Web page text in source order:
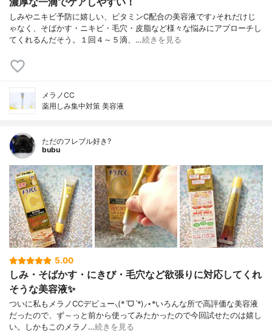
しみやニキビ予防に嬉しい、ビタミンC配合の美容液です♪それだけじ
ゃなく、そばかす・ニキビ・毛穴・皮脂など様々な悩みにアプローチし
てくれるんだそう。１回４～５滴、…続きを見る
メラノCC
薬用しみ集中対策 美容液
ただのフレブル好き?
bubu
5.00
しみ・そばかす・にきび・毛穴など欲張りに対応してくれ
そうな美容液✨
ついに私もメラノCCデビュー⸜(*ˊᗜˋ*)⸝⋆*いろんな所で高評価な美容液
だったので、ず～っと前から使ってみたかったので今回試せたのは嬉し
い。しかもこのメラノ…続きを見る